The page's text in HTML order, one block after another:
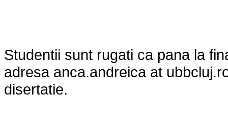
Studentii sunt rugati ca pana la
adresa anca.andreica at
disertatie.